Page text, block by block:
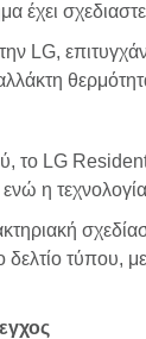
έχει
LG,
το LG
η τεχνολογία
τύπου,